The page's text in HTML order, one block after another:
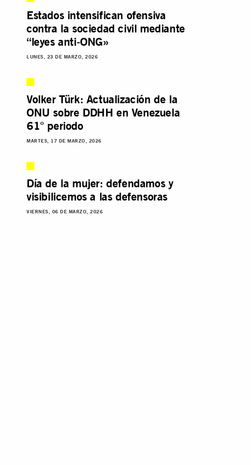
Estados intensifican ofensiva
contra la sociedad civil mediante
“leyes anti-ONG»
LUNES, 23 DE MARZO, 2026
Volker Türk: Actualización de la
ONU sobre DDHH en Venezuela
61° periodo
MARTES, 17 DE MARZO, 2026
Día de la mujer: defendamos y
visibilicemos a las defensoras
VIERNES, 06 DE MARZO, 2026